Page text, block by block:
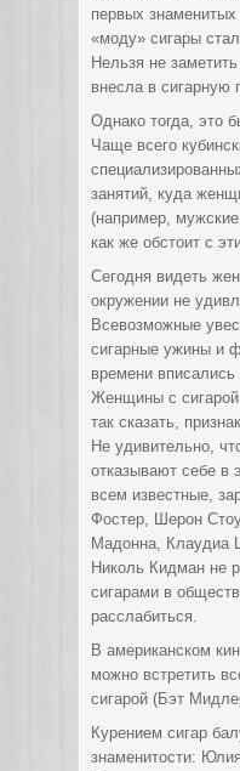
первых
«моду» сигары
Нельзя не
внесла в сигарную
Однако тогда, это
Чаще всего
занятий, куда
(например,
как же обстоит с
Сегодня видеть
окружении не
Всевозможные
сигарные ужины и
времени
Женщины с
так сказать,
Не удивительно,
отказывают себе в
всем известные,
Фостер, Шерон
Мадонна, Клаудиа
Николь Кидман не
сигарами в
расслабиться.
В американском
можно встретить
сигарой (Бэт
Курением сигар
знаменитости: